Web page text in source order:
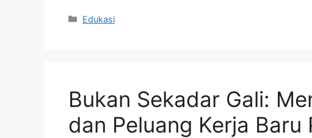
Kategori
Edukasi
Bukan Sekadar Gali:
dan Peluang Kerja Baru